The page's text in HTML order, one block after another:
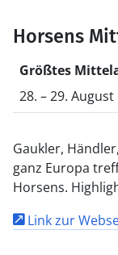
Horsens
Größtes
28. – 29. August
Gaukler,
ganz Europa
Horsens.
Link zur